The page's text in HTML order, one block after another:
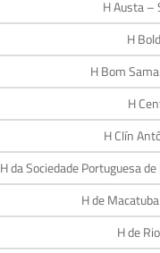
H Austa –
H
H Bom
H
H Clín
H da Sociedade Portuguesa
H de
H de